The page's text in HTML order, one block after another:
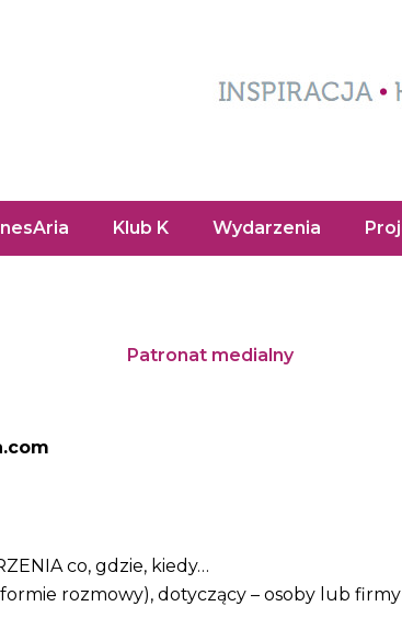
Klub K Wydarzenia
Patronat medialny
co, gdzie, kiedy…
rozmowy), dotyczący – osoby lub firmy